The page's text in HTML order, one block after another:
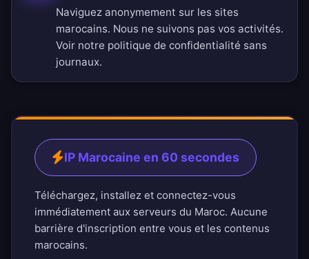
Naviguez anonymement sur les sites
marocains. Nous ne suivons pas vos activités.
Voir notre politique de confidentialité sans
journaux.
IP Marocaine en 60 secondes
Téléchargez, installez et connectez-vous
immédiatement aux serveurs du Maroc. Aucune
barrière d'inscription entre vous et les contenus
marocains.